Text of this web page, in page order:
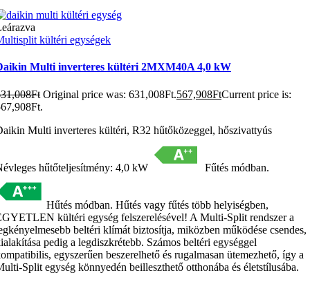
kültéri egységek
Multi inverteres kültéri 2MXM40A 4,0 kW
Ft Original price was: 631,008Ft.567,908FtCurrent price is:
Multi inverteres kültéri, R32 hűtőközeggel, hőszivattyús
hűtőteljesítmény: 4,0 kW Fűtés módban.
Hűtés módban. Hűtés vagy fűtés több helyiségben,
kültéri egység felszerelésével! A Multi-Split rendszer a
beltéri klímát biztosítja, miközben működése csendes,
pedig a legdiszkrétebb. Számos beltéri egységgel
egyszerűen beszerelhető és rugalmasan ütemezhető, így a
Split egység könnyedén beilleszthető otthonába és életstílusába.